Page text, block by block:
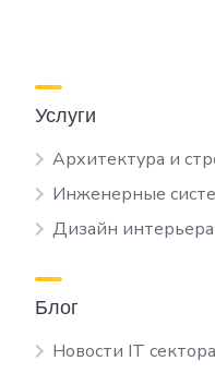
Услуги
Архитектура и
Инженерные
Дизайн интерьера
Блог
Новости IT сектора